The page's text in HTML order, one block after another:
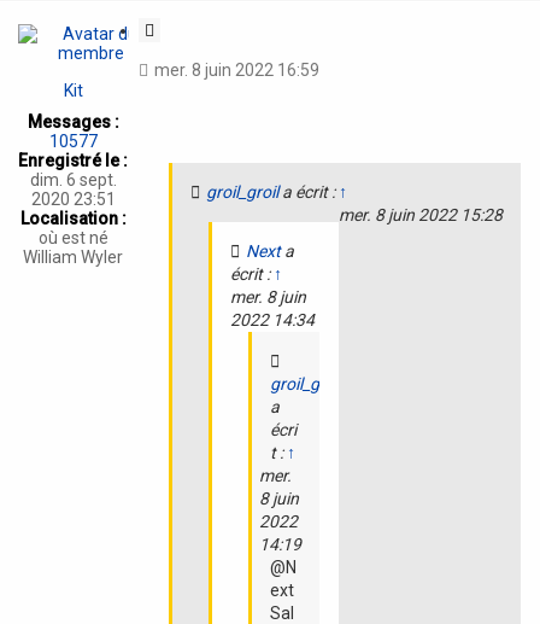
Kit
Messages :
10577
Enregistré le :
dim. 6 sept.
2020 23:51
Localisation :
où est né
William Wyler
t
mer. 8 juin 2022 16:59
groil_groila écrit : ↑
mer. 8 juin 2022 15:28
Nexta
écrit : ↑
mer. 8 juin
2022 14:34
groil_groil
a
écri
t : ↑
mer.
8 juin
2022
14:19
@N
ext
Sal